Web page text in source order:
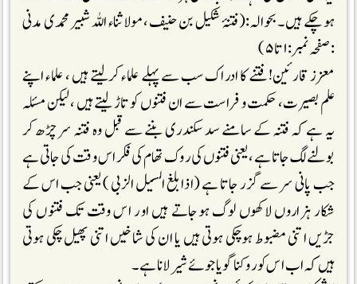
ہوچکے ہیں ۔بحوالہ:(فتنۂ شکیل بن حنیف ،مولاثناء اللہ شبیر محمدی مدنی
:صفحہ نمبر:۱تا۵)
معزز قارئین! فتنے کا ادراک سب سے پہلے علماء کرلیتے ہیں ، علماء اپنے
علم بصیرت، حکمت و فراست سے ان فتنوں کو تاڑ لیتے ہیں ، لیکن مسئلہ
یہ ہے کہ فتنہ کے سامنے سد سکندری بننے سے قبل وہ فتنہ سر چڑھ کر
بولنے لگ جاتا ہے ، یعنی فتنوں کی روک تھام کی فکر اس وقت کی جاتی ہے
جب پانی سر سے گزر جاتا ہے (اذا بلغ السیل الزبی ) یعنی جب اس کے
شکار ہزاروں لاکھوں لوگ ہوجاتے ہیں اور اس وقت تک فتنوں کی
جڑیں اتنی مضبوط ہوچکی ہوتی ہیں یا ان کی شاخیں اتنی پھیل چکی ہوتی
ہیں کہ اب اس کو روکنا گویا جوئے شیر لانا ہے۔